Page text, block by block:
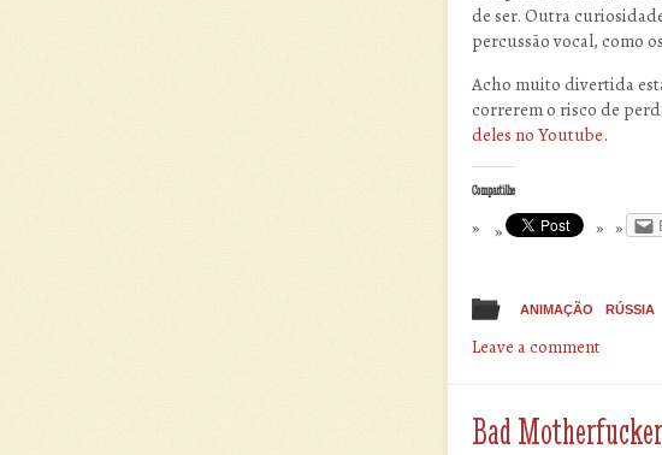
de ser. Outra
percussão vocal, como
Acho muito divertida
correrem o risco de
deles no Youtube.
Compartilhe
ANIMAÇÃO RÚSSIA
Leave a comment
Bad